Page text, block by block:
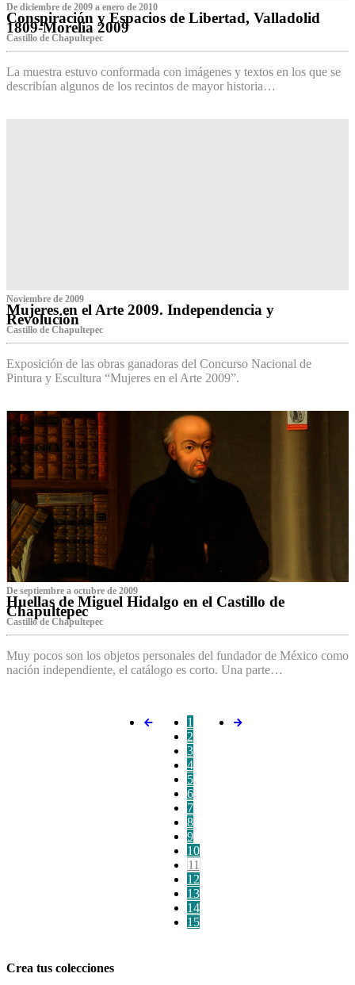
De diciembre de 2009 a enero de 2010
Conspiración y Espacios de Libertad, Valladolid
1809-Morelia 2009
Castillo de Chapultepec
La muestra estuvo conformada con imágenes y textos en los que se
describían algunos de los recintos de mayor historia…
Noviembre de 2009
Mujeres en el Arte 2009. Independencia y
Revolución
Castillo de Chapultepec
Exposición de las obras ganadoras del Concurso Nacional de
Pintura y Escultura “Mujeres en el Arte 2009”.
De septiembre a octubre de 2009
Huellas de Miguel Hidalgo en el Castillo de
Chapultepec
Castillo de Chapultepec
Muy pocos son los objetos personales del fundador de México como
nación independiente, el catálogo es corto. Una parte…
1
2
3
4
5
6
7
8
9
10
11
12
13
14
15
Crea tus colecciones